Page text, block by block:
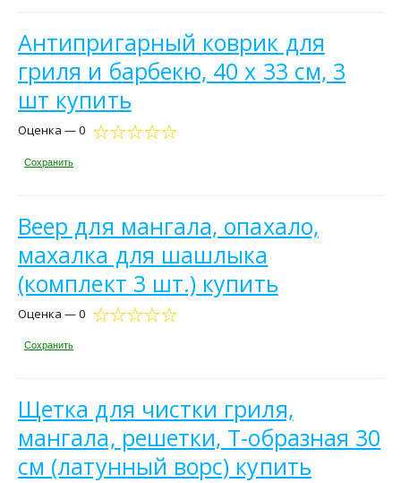
Антипригарный коврик для
гриля и барбекю, 40 х 33 см, 3
шт купить
Оценка — 0
Сохранить
Веер для мангала, опахало,
махалка для шашлыка
(комплект 3 шт.) купить
Оценка — 0
Сохранить
Щетка для чистки гриля,
мангала, решетки, Т-образная 30
см (латунный ворс) купить